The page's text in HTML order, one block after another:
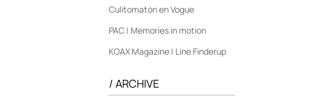
Culitomatón en Vogue
PAC | Memories in motion
KOAX Magazine | Line Finderup
/ ARCHIVE